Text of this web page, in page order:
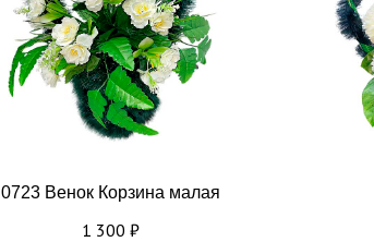
0723 Венок Корзина малая
1 300 ₽